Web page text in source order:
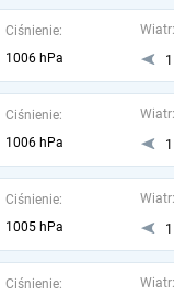
Ciśnienie:
1006 hPa
Wiatr:
Ciśnienie:
1006 hPa
Wiatr:
Ciśnienie:
1005 hPa
Wiatr:
Ciśnienie:
Wiatr: